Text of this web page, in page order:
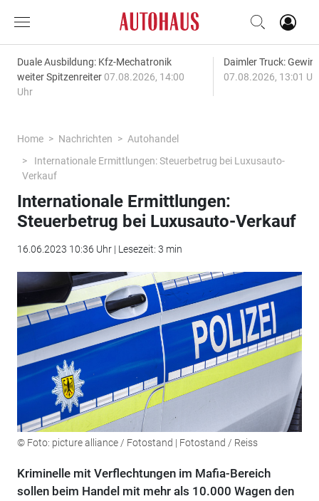
Duale Ausbildung: Kfz-Mechatronik
weiter Spitzenreiter 07.08.2026, 14:00
Uhr
Daimler Truck:
07.08.2026, 13:01
Home Nachrichten
Autohandel
Internationale Ermittlungen: Steuerbetrug bei Luxusauto-
Verkauf
Internationale Ermittlungen:
Steuerbetrug bei Luxusauto-Verkauf
16.06.2023 10:36 Uhr | Lesezeit: 3 min
© Foto: picture alliance / Fotostand | Fotostand / Reiss
Kriminelle mit Verflechtungen im Mafia-Bereich
sollen beim Handel mit mehr als 10.000 Wagen den